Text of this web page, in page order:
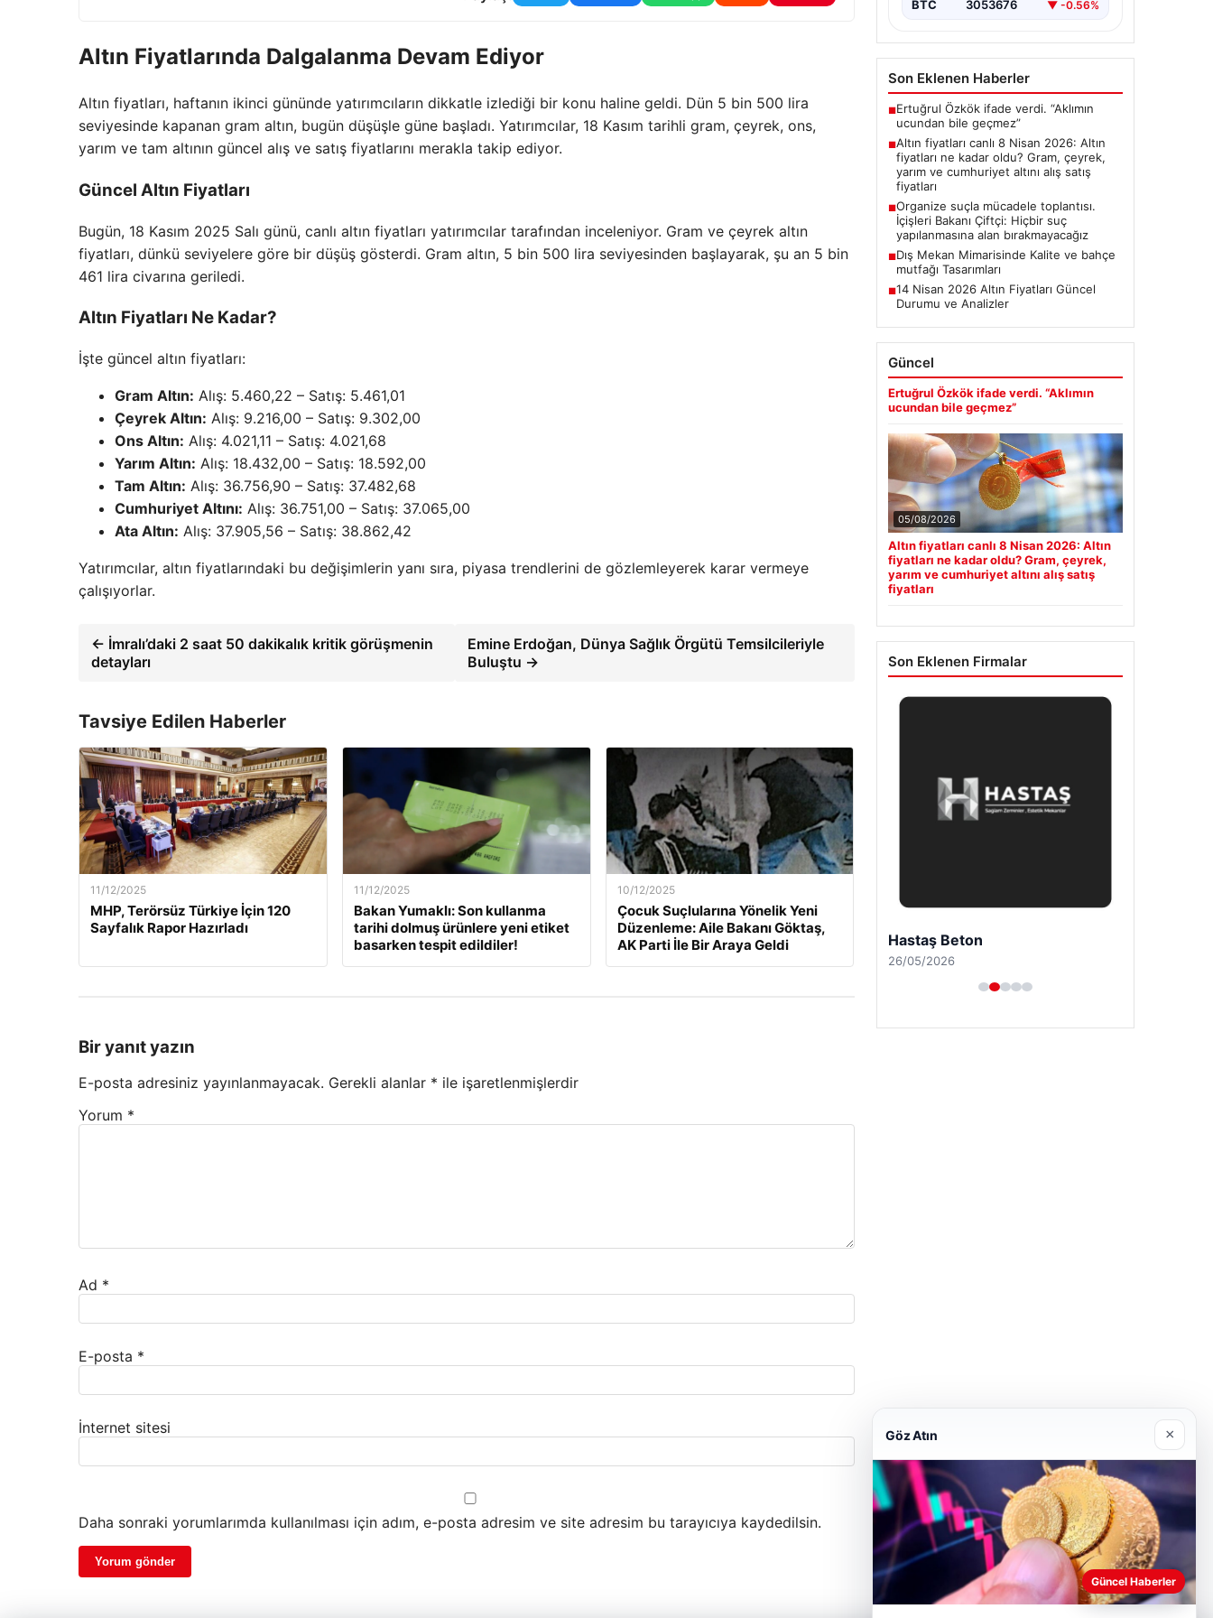
Altın Fiyatlarında Dalgalanma Devam Ediyor
Altın fiyatları, haftanın ikinci gününde yatırımcıların dikkatle izlediği bir konu haline geldi. Dün 5 bin 500 lira
seviyesinde kapanan gram altın, bugün düşüşle güne başladı. Yatırımcılar, 18 Kasım tarihli gram, çeyrek, ons,
yarım ve tam altının güncel alış ve satış fiyatlarını merakla takip ediyor.
Güncel Altın Fiyatları
Bugün, 18 Kasım 2025 Salı günü, canlı altın fiyatları yatırımcılar tarafından inceleniyor. Gram ve çeyrek altın
fiyatları, dünkü seviyelere göre bir düşüş gösterdi. Gram altın, 5 bin 500 lira seviyesinden başlayarak, şu an 5 bin
461 lira civarına geriledi.
Altın Fiyatları Ne Kadar?
İşte güncel altın fiyatları:
Gram Altın: Alış: 5.460,22 – Satış: 5.461,01
Çeyrek Altın: Alış: 9.216,00 – Satış: 9.302,00
Ons Altın: Alış: 4.021,11 – Satış: 4.021,68
Yarım Altın: Alış: 18.432,00 – Satış: 18.592,00
Tam Altın: Alış: 36.756,90 – Satış: 37.482,68
Cumhuriyet Altını: Alış: 36.751,00 – Satış: 37.065,00
Ata Altın: Alış: 37.905,56 – Satış: 38.862,42
Yatırımcılar, altın fiyatlarındaki bu değişimlerin yanı sıra, piyasa trendlerini de gözlemleyerek karar vermeye
çalışıyorlar.
← İmralı’daki 2 saat 50 dakikalık kritik görüşmenin
detayları
Emine Erdoğan, Dünya Sağlık Örgütü Temsilcileriyle
Buluştu →
Tavsiye Edilen Haberler
11/12/2025
MHP, Terörsüz Türkiye İçin 120
Sayfalık Rapor Hazırladı
11/12/2025
Bakan Yumaklı: Son kullanma
tarihi dolmuş ürünlere yeni etiket
basarken tespit edildiler!
10/12/2025
Çocuk Suçlularına Yönelik Yeni
Düzenleme: Aile Bakanı Göktaş,
AK Parti İle Bir Araya Geldi
Bir yanıt yazın
E-posta adresiniz yayınlanmayacak. Gerekli alanlar * ile işaretlenmişlerdir
Yorum *
Ad *
E-posta *
İnternet sitesi
Daha sonraki yorumlarımda kullanılması için adım, e-posta adresim ve site adresim bu tarayıcıya kaydedilsin.
BTC 3053676 ▼ -0.56%
Son Eklenen Haberler
■Ertuğrul Özkök ifade verdi. “Aklımın
ucundan bile geçmez”
■Altın fiyatları canlı 8 Nisan 2026: Altın
fiyatları ne kadar oldu? Gram, çeyrek,
yarım ve cumhuriyet altını alış satış
fiyatları
■Organize suçla mücadele toplantısı.
İçişleri Bakanı Çiftçi: Hiçbir suç
yapılanmasına alan bırakmayacağız
■Dış Mekan Mimarisinde Kalite ve bahçe
mutfağı Tasarımları
■14 Nisan 2026 Altın Fiyatları Güncel
Durumu ve Analizler
Güncel
Ertuğrul Özkök ifade verdi. “Aklımın
ucundan bile geçmez”
05/08/2026
Altın fiyatları canlı 8 Nisan 2026: Altın
fiyatları ne kadar oldu? Gram, çeyrek,
yarım ve cumhuriyet altını alış satış
fiyatları
Son Eklenen Firmalar
Hastaş Beton
26/05/2026
Göz Atın ×
Güncel Haberler